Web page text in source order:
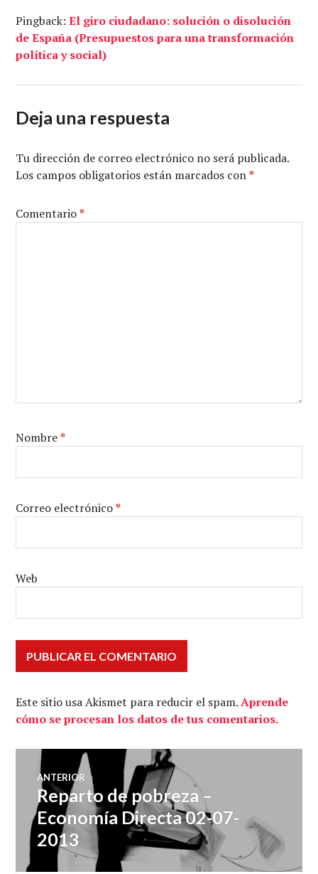
Pingback:El giro ciudadano: solución o disolución
de España (Presupuestos para una transformación
política y social)
Deja una respuesta
Tu dirección de correo electrónico no será publicada.
Los campos obligatorios están marcados con*
Comentario*
Nombre*
Correo electrónico*
Web
Este sitio usa Akismet para reducir el spam.Aprende
cómo se procesan los datos de tus comentarios.
Navegación
de
entradas
ANTERIOR
Entrada
anterior:
Reparto de pobreza –
Economía Directa 02-07-
2013